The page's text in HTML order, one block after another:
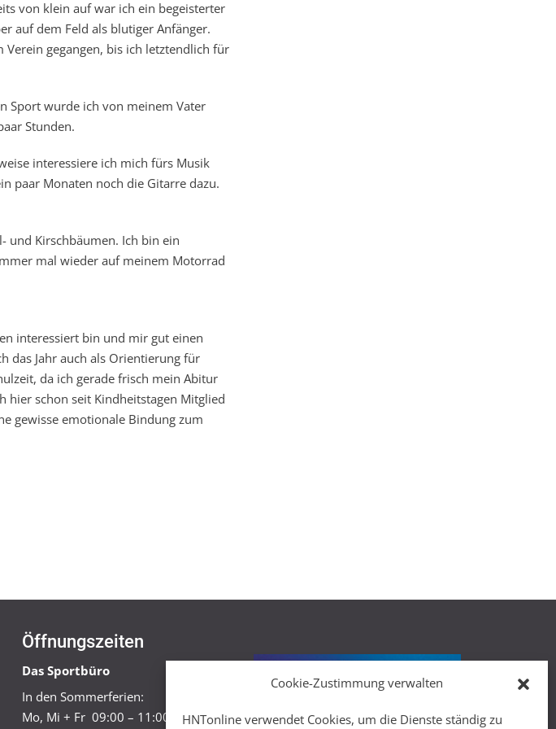
Cookie-Zustimmung verwalten
HNTonline verwendet Cookies, um die Dienste ständig zu
von klein auf war ich ein begeisterter
auf dem Feld als blutiger Anfänger.
gegangen, bis ich letztendlich für
Sport wurde ich von meinem Vater
Stunden.
interessiere ich mich fürs Musik
paar Monaten noch die Gitarre dazu.
und Kirschbäumen. Ich bin ein
mal wieder auf meinem Motorrad
interessiert bin und mir gut einen
das Jahr auch als Orientierung für
da ich gerade frisch mein Abitur
hier schon seit Kindheitstagen Mitglied
gewisse emotionale Bindung zum
Öffnungszeiten
Das Sportbüro
In den Sommerferien:
Mo, Mi + Fr 09:00 – 11:00 Uhr